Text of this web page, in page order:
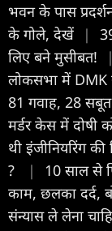
भवन के पास
के गोले, देखें
|
लिए बने मुसीबत!
|
लोकसभा में DMK
81 गवाह, 28
मर्डर केस में दोषी
थी इंजीनियरिंग
?
|
10 साल से
काम, छलका दर्द,
संन्यास ले लेना